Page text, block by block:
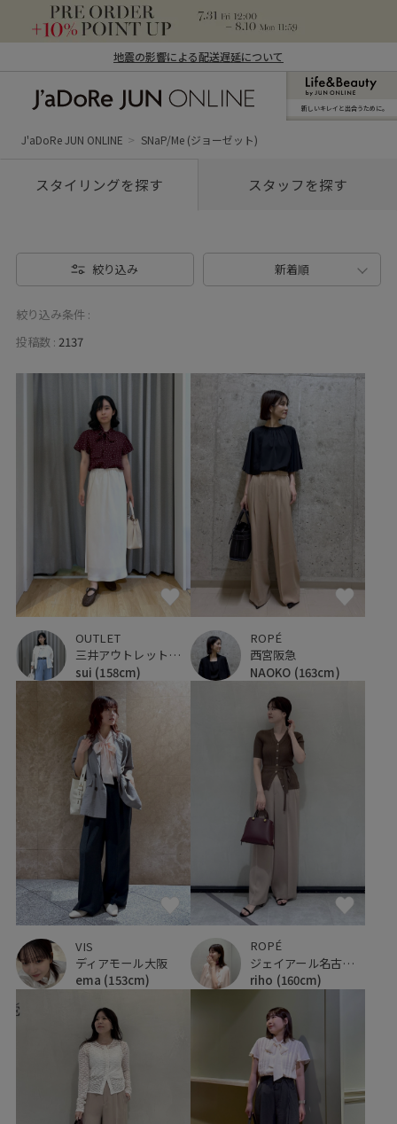
地震の影響による配送遅延について
ン オンライン）
新しいキレイと出合うために。
J'aDoRe JUN ONLINE SNaP/Me (ジョーゼット)
スタイリングを探す スタッフを探す
絞り込み 新着順
絞り込み条件 :
投稿数 : 2137
OUTLET
三井アウトレットパーク ジャズドリーム長島
sui (158cm)
ROPÉ
西宮阪急
NAOKO (163cm)
VIS
ディアモール大阪
ema (153cm)
ROPÉ
ジェイアール名古屋タカシマヤ
riho (160cm)